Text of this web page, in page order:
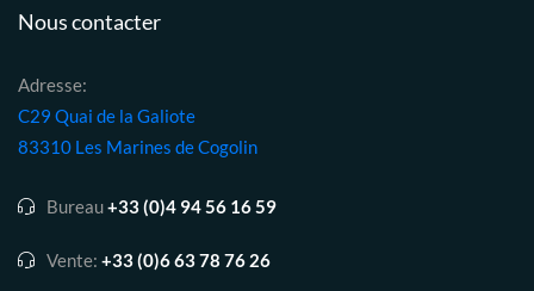
Nous contacter
Adresse:
C29 Quai de la Galiote
83310 Les Marines de Cogolin
Bureau+33 (0)4 94 56 16 59
Vente: +33 (0)6 63 78 76 26